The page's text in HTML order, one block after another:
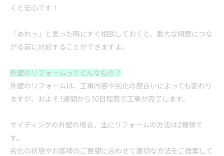
くと安心です！
「あれっ」と思った時にすぐ相談 しておくと、重大な問題につな
がる前に対処することができますよ。
外壁の リフォームってどんなもの？
外壁の リフォームは、工事内容や劣化の度合いによっても変わり
ますが、およそ1週間から10日程度で工事が完了します。
サイディングの外壁の場合、主に リフォームの方法は2種類で
す。
劣化の状態やお客様のご要望に合わせて適切な方法をご提案して